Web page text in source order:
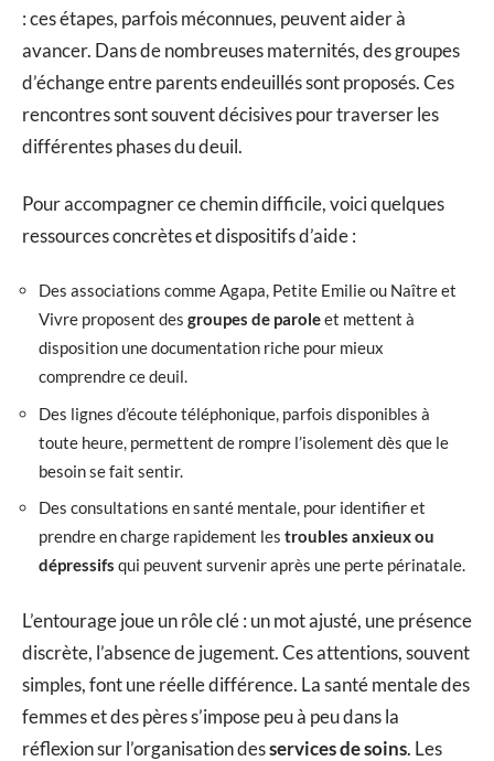
: ces étapes, parfois méconnues, peuvent aider à
avancer. Dans de nombreuses maternités, des groupes
d’échange entre parents endeuillés sont proposés. Ces
rencontres sont souvent décisives pour traverser les
différentes phases du deuil.
Pour accompagner ce chemin difficile, voici quelques
ressources concrètes et dispositifs d’aide :
Des associations comme Agapa, Petite Emilie ou Naître et
Vivre proposent des groupes de paroleet mettent à
disposition une documentation riche pour mieux
comprendre ce deuil.
Des lignes d’écoute téléphonique, parfois disponibles à
toute heure, permettent de rompre l’isolement dès que le
besoin se fait sentir.
Des consultations en santé mentale, pour identifier et
prendre en charge rapidement les troubles anxieux ou
dépressifs qui peuvent survenir après une perte périnatale.
L’entourage joue un rôle clé : un mot ajusté, une présence
discrète, l’absence de jugement. Ces attentions, souvent
simples, font une réelle différence. La santé mentale des
femmes et des pères s’impose peu à peu dans la
réflexion sur l’organisation desservices de soins. Les